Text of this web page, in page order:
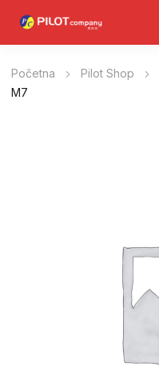
Početna Pilot Shop
M7